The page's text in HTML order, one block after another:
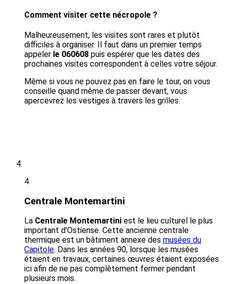
Comment visiter cette nécropole ?
Malheureusement, les visites sont rares et plutôt
difficiles à organiser. Il faut dans un premier temps
appeler le 060608 puis espérer que les dates des
prochaines visites correspondent à celles votre séjour.
Même si vous ne pouvez pas en faire le tour, on vous
conseille quand même de passer devant, vous
apercevrez les vestiges à travers les grilles.
4
Centrale Montemartini
La Centrale Montemartini est le lieu culturel le plus
important d’Ostiense. Cette ancienne centrale
thermique est un bâtiment annexe des musées du
Capitole. Dans les années 90, lorsque les musées
étaient en travaux, certaines œuvres étaient exposées
ici afin de ne pas complètement fermer pendant
plusieurs mois.